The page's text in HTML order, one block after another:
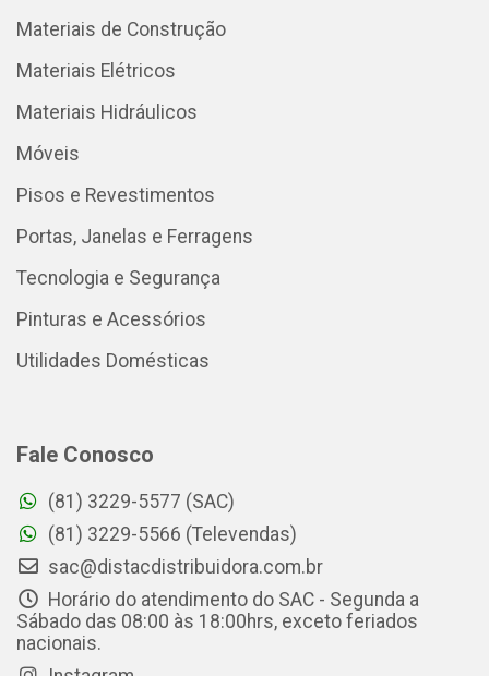
Materiais de Construção
Materiais Elétricos
Materiais Hidráulicos
Móveis
Pisos e Revestimentos
Portas, Janelas e Ferragens
Tecnologia e Segurança
Pinturas e Acessórios
Utilidades Domésticas
Fale Conosco
(81) 3229-5577 (SAC)
(81) 3229-5566 (Televendas)
sac@distacdistribuidora.com.br
Horário do atendimento do SAC - Segunda a
Sábado das 08:00 às 18:00hrs, exceto feriados
nacionais.